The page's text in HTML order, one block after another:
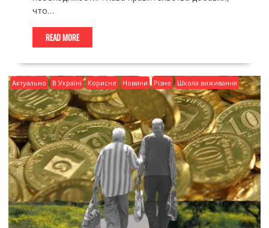
что…
READ MORE
Актуально В Україні Корисне Новини Різне Школа виживання